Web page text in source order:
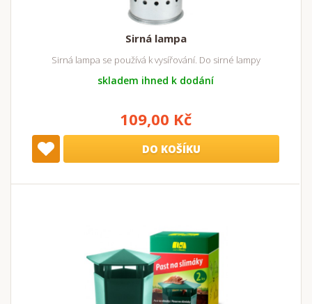
Sirná lampa
Sirná lampa se používá k vysířování. Do sirné lampy
skladem ihned k dodání
109,00 Kč
DO KOŠÍKU